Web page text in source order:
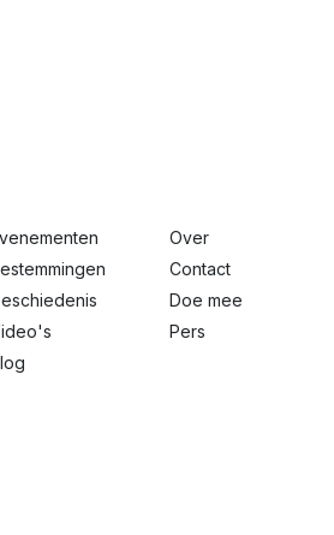
Over
Contact
Doe mee
Pers